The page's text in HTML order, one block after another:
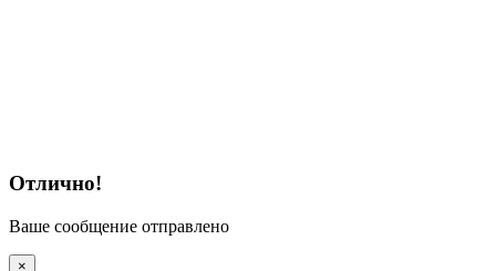
Отлично!
Ваше сообщение отправлено
×